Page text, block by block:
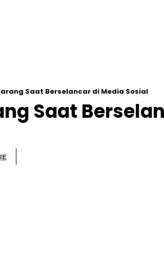
Saat Berselancar di Media Sosial
Saat